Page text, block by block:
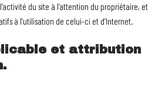
du site à l’attention du propriétaire, et
à l’utilisation de celui-ci et d’Internet.
et attribution